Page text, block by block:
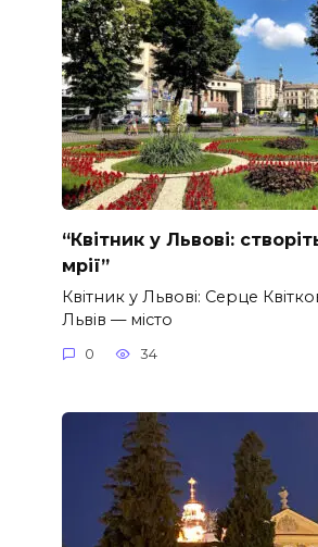
“Квітник у Львові:
мрії”
Квітник у Львові: Серце
Львів — місто
0 34